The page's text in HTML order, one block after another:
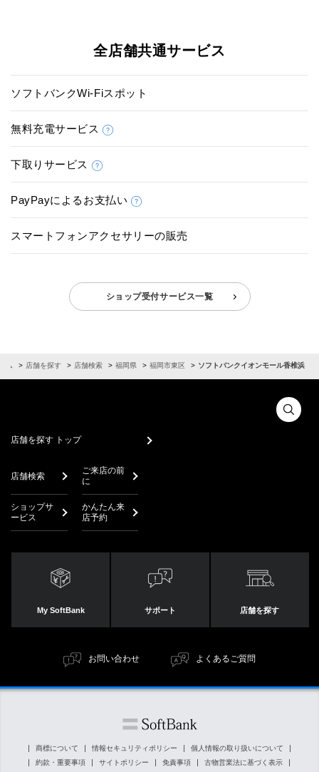
全店舗共通サービス
ソフトバンクWi-Fiスポット
無料充電サービス
下取りサービス
PayPayによるお支払い
スマートフォンアクセサリーの販売
ショップ受付サービス一覧
ム 店舗を探す 店舗検索 福岡県 福岡市東区 ソフトバンクイオンモール香椎浜
店舗を探す トップ
店舗検索
ご来店の前
に
ショップサ
ービス
かんたん来
店予約
My SoftBank サポート 店舗を探す
お問い合わせ よくあるご質問
商標について 情報セキュリティポリシー
個人情報の取り扱いについて
約款・重要事項
サイトポリシー 免責事項 古物営業法に基づく表示